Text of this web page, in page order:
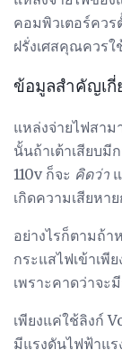
คอมพิวเตอร์ควร
ฝรั่งเศสคุณควรใ
ข้อมูลสำคัญเกี่
แหล่งจ่ายไฟสาม
นั้นถ้าเต้าเสียบมี
110v ก็จะ คิดว่า
เกิดความเสียหา
อย่างไรก็ตามถ้า
กระแสไฟเข้าเพี
เพราะคาดว่าจะ
เพียงแค่ใช้ลิงก์
มีแรงดันไฟฟ้าแ